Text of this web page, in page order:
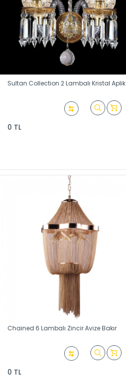
Sultan Collection 2 Lambalı Kristal Aplik
0 TL
Chained 6 Lambalı Zincir Avize Bakır
0 TL